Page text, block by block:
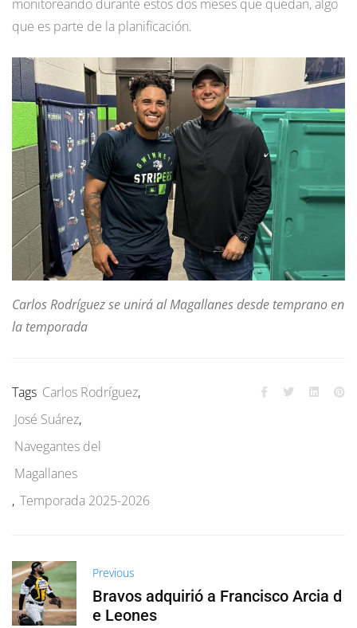
monitoreando durante estos dos meses que quedan, algo
que es parte de la planificación.
Carlos Rodríguez se unirá al Magallanes desde temprano en
la temporada
Tags Carlos Rodríguez,
José Suárez,
Navegantes del
Magallanes
, Temporada 2025-2026
Previous
Bravos adquirió a Francisco Arcia d
e Leones